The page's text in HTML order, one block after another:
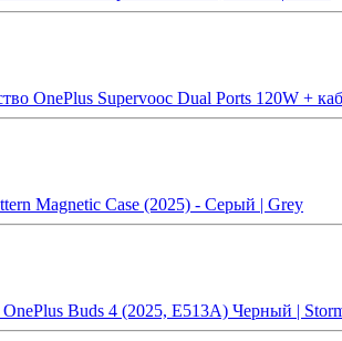
OnePlus Supervooc Dual Ports 120W +
Magnetic Case (2025) - Серый | Grey
Buds 4 (2025, E513A) Черный |